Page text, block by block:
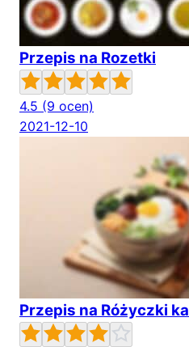
Przepis na Rozetki
4.5 (9 ocen)
2021-12-10
Przepis na Różyczki